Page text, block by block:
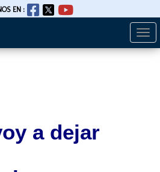
EN :
a dejar